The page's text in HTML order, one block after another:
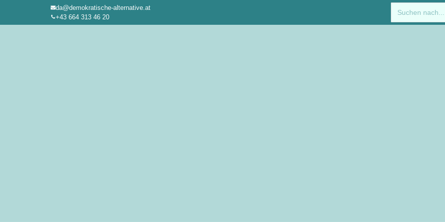
da@demokratische-alternative.at
+43 664 313 46 20